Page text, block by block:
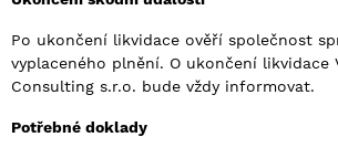
Po ukončení likvidace ověří společnost
vyplaceného plnění. O ukončení likvidace
Consulting s.r.o. bude vždy informovat.
Potřebné doklady